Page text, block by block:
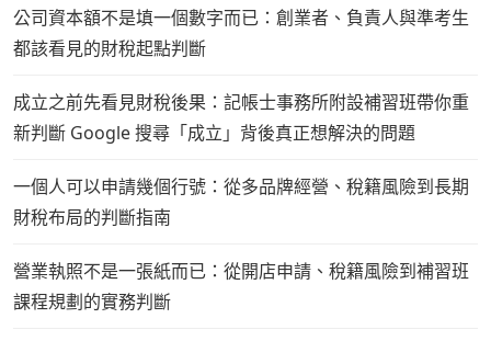
公司資本額不是填一個數字而已：創業者、負責人與準考生
都該看見的財稅起點判斷
成立之前先看見財稅後果：記帳士事務所附設補習班帶你重
新判斷 Google 搜尋「成立」背後真正想解決的問題
一個人可以申請幾個行號：從多品牌經營、稅籍風險到長期
財稅布局的判斷指南
營業執照不是一張紙而已：從開店申請、稅籍風險到補習班
課程規劃的實務判斷